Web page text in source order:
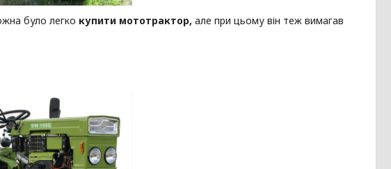
було легко купити мототрактор, але при цьому він теж вимагав